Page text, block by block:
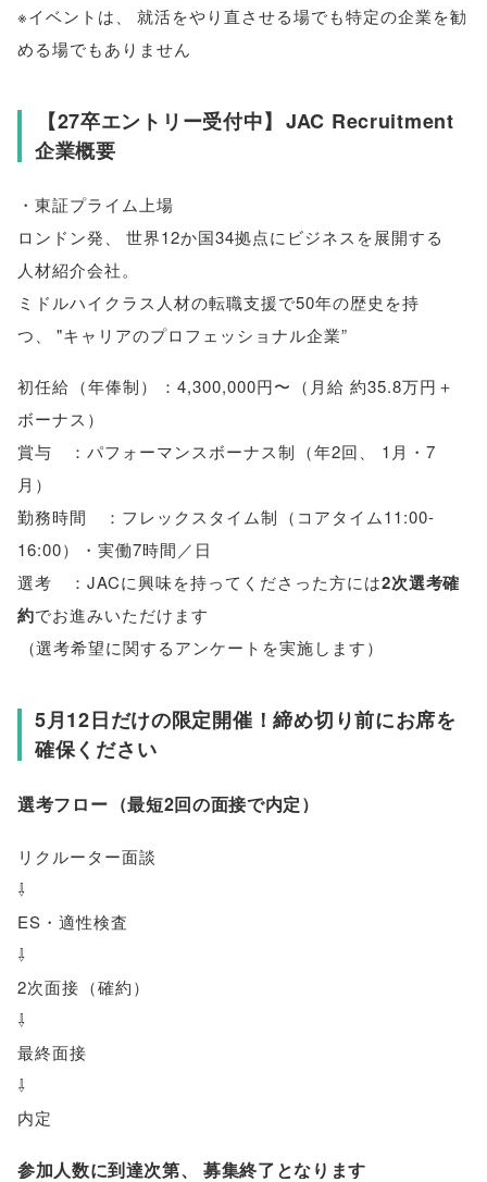
※イベントは、
就活をやり直させる場でも特定の企業を勧
める場でもありません
【27卒エントリー受付中】 JAC Recruitment
企業概要
・東証プライム上場
ロンドン発
世界12か国34拠点にビジネスを展開する
人材紹介会社。
ミドルハイクラス人材の転職支援で50年の歴史を持
つ
"キャリアのプロフェッショナル企業”
初任給 （年俸制） ：4,300,000円〜 （ 月給 約35.8万円＋
ボーナス ）
賞与 ：パフォーマンスボーナス制 （年2回
1月・7
月 ）
勤務時間 ：フレックスタイム制 （ コアタイム11:00-
16:00）
・実働7時間／日
選考 ：JACに興味を持ってくださった方には2次選考確
約でお進みいただけます
（選考希望に関するアンケートを実施します）
5月12日だけの限定開催！締め切り前にお席を
確保ください
選考フロー （最短2回の面接で内定）
リクルーター面談
⇩
ES・適性検査
⇩
2次面接 （確約）
⇩
最終面接
⇩
内定
参加人数に到達次第、 募集終了となります